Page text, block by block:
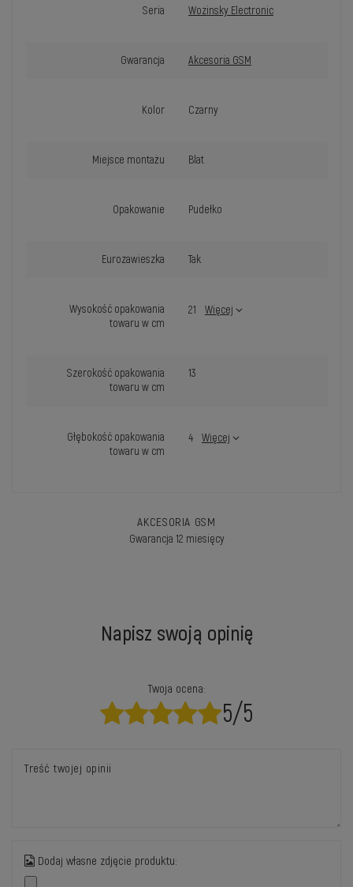
Seria Wozinsky Electronic
Gwarancja Akcesoria GSM
Kolor Czarny
Miejsce montażu Blat
Opakowanie Pudełko
Eurozawieszka Tak
Wysokość opakowania
towaru w cm
21 Więcej
Szerokość opakowania
towaru w cm
13
Głębokość opakowania
towaru w cm
4 Więcej
AKCESORIA GSM
Gwarancja 12 miesięcy
Napisz swoją opinię
Twoja ocena:
5/5
Treść twojej opinii
Dodaj własne zdjęcie produktu: